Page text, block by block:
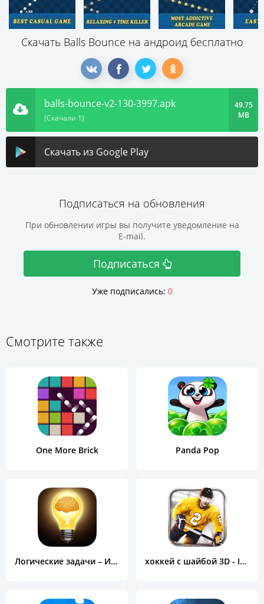
Скачать Balls Bounce на андроид бесплатно
balls-bounce-v2-130-3997.apk
(Скачали 1)
49.75
MB
Скачать из Google Play
Подписаться на обновления
При обновлении игры вы получите уведомление на
E-mail.
Подписаться
Уже подписались: 0
Смотрите также
One More Brick Panda Pop
Логические задачи – Играть хоккей с шайбой 3D - IceHockey